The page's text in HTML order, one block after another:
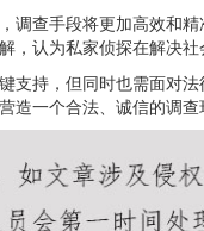
查手段将更加高效和
认为私家侦探在解决社
持，但同时也需面对
一个合法、诚信的调查